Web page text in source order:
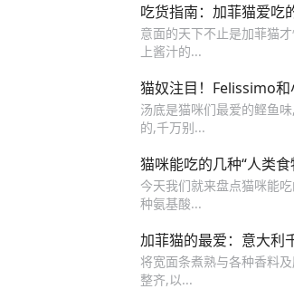
吃货指南：加菲猫爱吃
意面的天下不止是加菲猫
上酱汁的...
猫奴注目！Felissimo
汤底是猫咪们最爱的鲣鱼
的,千万别...
猫咪能吃的几种“人类
今天我们就来盘点猫咪能
种氨基酸...
加菲猫的最爱：意大利
将宽面条煮熟与各种香料
整齐,以...